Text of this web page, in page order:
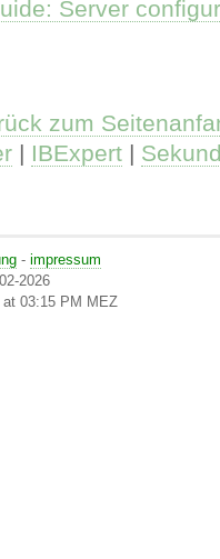
Server
zum
| IBExpert |
- impressum
2026
03:15 PM MEZ